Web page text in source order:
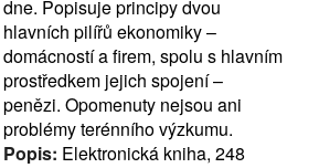
dne. Popisuje principy dvou
hlavních pilířů ekonomiky –
domácností a firem, spolu s hlavním
prostředkem jejich spojení –
penězi. Opomenuty nejsou ani
problémy terénního výzkumu.
Popis: Elektronická kniha, 248